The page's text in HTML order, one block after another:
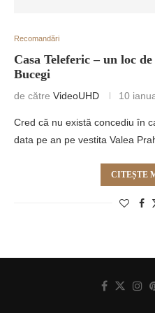
Recomandări
Casa Teleferic – un loc
Bucegi
de către VideoUHD 10
Cred că nu există concediu în
data pe an pe vestita Valea
CITEȘTE